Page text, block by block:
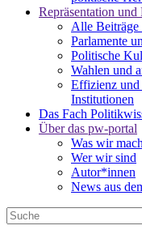
Repräsentation und
Alle
Parlamente
Politische
Wahlen und
Effizienz und
Institutionen
Das Fach
Über das pw-portal
Was wir
Wer wir sind
Autor*innen
News aus